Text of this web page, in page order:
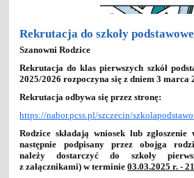
Rekrutacja do szkoły
Szanowni Rodzice
Rekrutacja do klas pierwszych szkół
2025/2026 rozpoczyna się z dniem 3 marca
Rekrutacja odbywa się przez stronę:
https://nabor.pcss.pl/szczecin/
Rodzice składają wniosek lub
następnie podpisany przez obojga
należy dostarczyć do szkoły
z załącznikami) w terminie03.03.2025 r. -